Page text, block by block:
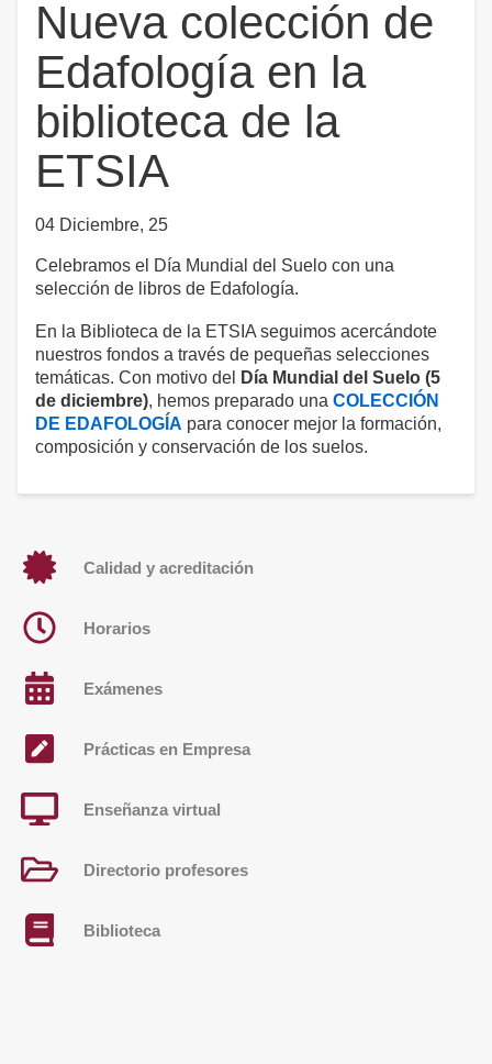
Nueva colección de
Edafología en la
biblioteca de la
ETSIA
04 Diciembre, 25
Celebramos el Día Mundial del Suelo con una
selección de libros de Edafología.
En la Biblioteca de la ETSIA seguimos acercándote
nuestros fondos a través de pequeñas selecciones
temáticas. Con motivo del
Día Mundial del Suelo (5
de diciembre), hemos preparado una COLECCIÓN
DE EDAFOLOGÍA para conocer mejor la formación,
composición y conservación de los suelos.
Calidad y acreditación
Horarios
Exámenes
Prácticas en Empresa
Enseñanza virtual
Directorio profesores
Biblioteca